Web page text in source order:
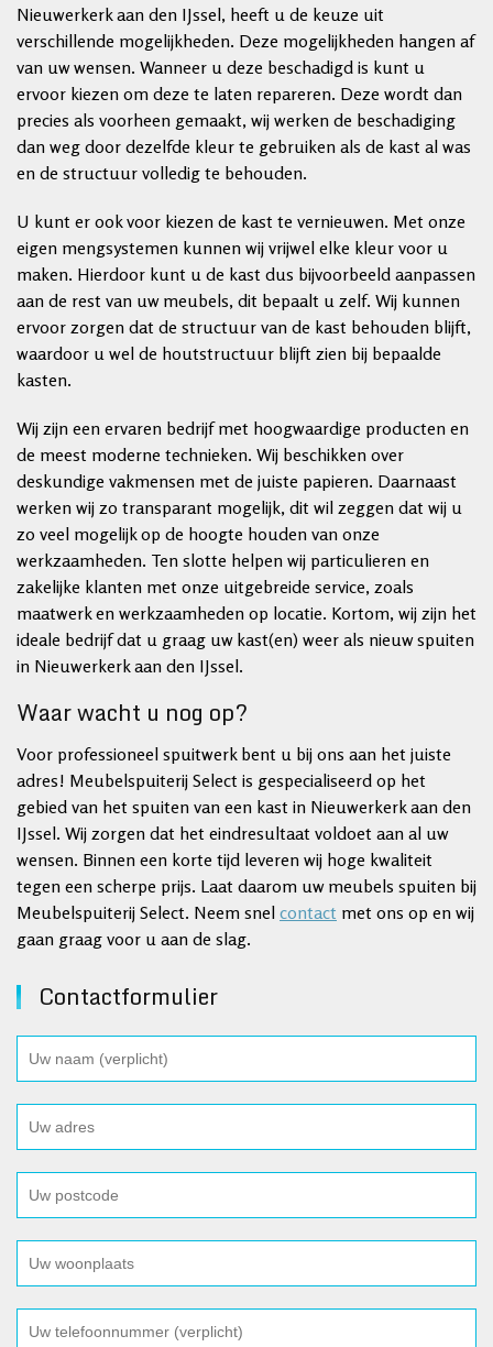
Nieuwerkerk aan den IJssel, heeft u de keuze uit
verschillende mogelijkheden. Deze mogelijkheden hangen af
van uw wensen. Wanneer u deze beschadigd is kunt u
ervoor kiezen om deze te laten repareren. Deze wordt dan
precies als voorheen gemaakt, wij werken de beschadiging
dan weg door dezelfde kleur te gebruiken als de kast al was
en de structuur volledig te behouden.
U kunt er ook voor kiezen de kast te vernieuwen. Met onze
eigen mengsystemen kunnen wij vrijwel elke kleur voor u
maken. Hierdoor kunt u de kast dus bijvoorbeeld aanpassen
aan de rest van uw meubels, dit bepaalt u zelf. Wij kunnen
ervoor zorgen dat de structuur van de kast behouden blijft,
waardoor u wel de houtstructuur blijft zien bij bepaalde
kasten.
Wij zijn een ervaren bedrijf met hoogwaardige producten en
de meest moderne technieken. Wij beschikken over
deskundige vakmensen met de juiste papieren. Daarnaast
werken wij zo transparant mogelijk, dit wil zeggen dat wij u
zo veel mogelijk op de hoogte houden van onze
werkzaamheden. Ten slotte helpen wij particulieren en
zakelijke klanten met onze uitgebreide service, zoals
maatwerk en werkzaamheden op locatie. Kortom, wij zijn het
ideale bedrijf dat u graag uw kast(en) weer als nieuw spuiten
in Nieuwerkerk aan den IJssel.
Waar wacht u nog op?
Voor professioneel spuitwerk bent u bij ons aan het juiste
adres! Meubelspuiterij Select is gespecialiseerd op het
gebied van het spuiten van een kast in Nieuwerkerk aan den
IJssel. Wij zorgen dat het eindresultaat voldoet aan al uw
wensen. Binnen een korte tijd leveren wij hoge kwaliteit
tegen een scherpe prijs. Laat daarom uw meubels spuiten bij
Meubelspuiterij Select. Neem snel contact met ons op en wij
gaan graag voor u aan de slag.
Contactformulier